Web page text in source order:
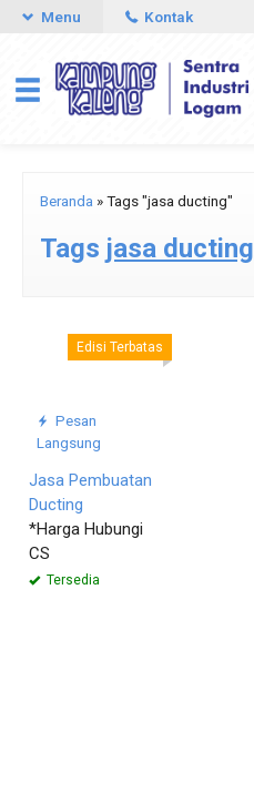
Menu Kontak
Beranda »Tags "jasa ducting"
Tags jasa ducting
Pesan
Langsung
Edisi Terbatas
Jasa Pembuatan
Ducting
*Harga Hubungi
CS
Tersedia